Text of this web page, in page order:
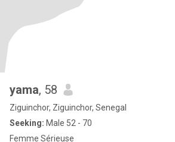
yama, 58
Ziguinchor, Ziguinchor, Senegal
Seeking: Male 52 - 70
Femme Sérieuse